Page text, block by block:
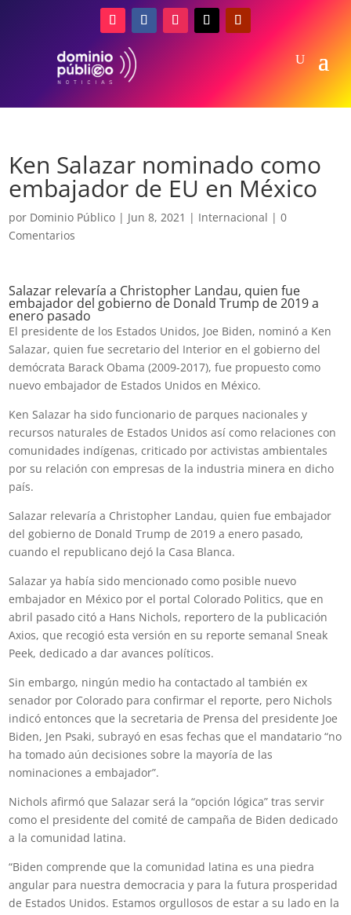
Ken Salazar nominado como
embajador de EU en México
por Dominio Público | Jun 8, 2021 | Internacional |0
Comentarios
Salazar relevaría a Christopher Landau, quien fue
embajador del gobierno de Donald Trump de 2019 a
enero pasado
El presidente de los Estados Unidos, Joe Biden, nominó a Ken
Salazar, quien fue secretario del Interior en el gobierno del
demócrata Barack Obama (2009-2017), fue propuesto como
nuevo embajador de Estados Unidos en México.
Ken Salazar ha sido funcionario de parques nacionales y
recursos naturales de Estados Unidos así como relaciones con
comunidades indígenas, criticado por activistas ambientales
por su relación con empresas de la industria minera en dicho
país.
Salazar relevaría a Christopher Landau, quien fue embajador
del gobierno de Donald Trump de 2019 a enero pasado,
cuando el republicano dejó la Casa Blanca.
Salazar ya había sido mencionado como posible nuevo
embajador en México por el portal Colorado Politics, que en
abril pasado citó a Hans Nichols, reportero de la publicación
Axios, que recogió esta versión en su reporte semanal Sneak
Peek, dedicado a dar avances políticos.
Sin embargo, ningún medio ha contactado al también ex
senador por Colorado para confirmar el reporte, pero Nichols
indicó entonces que la secretaria de Prensa del presidente Joe
Biden, Jen Psaki, subrayó en esas fechas que el mandatario “no
ha tomado aún decisiones sobre la mayoría de las
nominaciones a embajador”.
Nichols afirmó que Salazar será la “opción lógica” tras servir
como el presidente del comité de campaña de Biden dedicado
a la comunidad latina.
“Biden comprende que la comunidad latina es una piedra
angular para nuestra democracia y para la futura prosperidad
de Estados Unidos. Estamos orgullosos de estar a su lado en la